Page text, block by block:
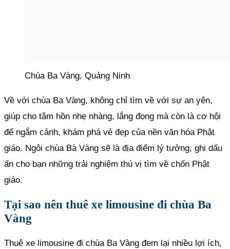
Chùa Ba Vàng, Quảng Ninh
Về với chùa Ba Vàng, không chỉ tìm về với sự an yên,
giúp cho tâm hồn nhẹ nhàng, lắng đọng mà còn là cơ hội
để ngắm cảnh, khám phá vẻ đẹp của nền văn hóa Phật
giáo. Ngôi chùa Bà Vàng sẽ là địa điểm lý tưởng, ghi dấu
ấn cho bạn những trải nghiệm thú vị tìm về chốn Phật
giáo.
Tại sao nên thuê xe limousine đi chùa Ba
Vàng
Thuê xe limousine đi chùa Ba Vàng đem lại nhiều lợi ích,